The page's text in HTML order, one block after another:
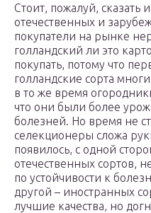
Стоит, пожалуй, сказать
отечественных и
покупатели на рынке
голландский ли это
покупать, потому что
голландские сорта
в то же время
что они были более
болезней. Но время не
селекционеры сложа
появилось, с одной
отечественных сортов,
по устойчивости к
другой – иностранных
лучшие качества, но